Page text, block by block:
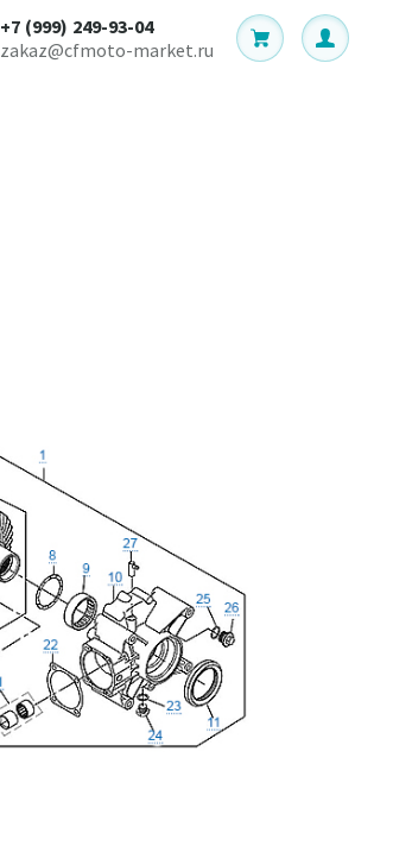
+7 (999) 249-93-04
zakaz@cfmoto-market.ru